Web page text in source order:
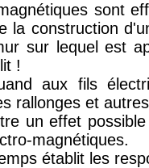
sont
la construction
sur lequel est
!
aux fils
rallonges et
un effet
magnétiques.
établit les